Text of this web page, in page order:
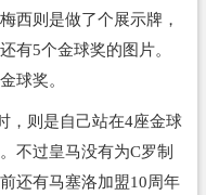
西则是做了个展示牌，
有5个金球奖的图片。
球奖。
则是自己站在4座金球
不过皇马没有为C罗制
还有马塞洛加盟10周年